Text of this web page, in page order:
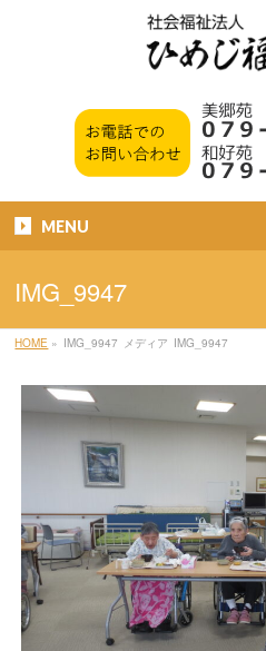
MENU
IMG_9947
HOME » IMG_9947 メディア IMG_9947